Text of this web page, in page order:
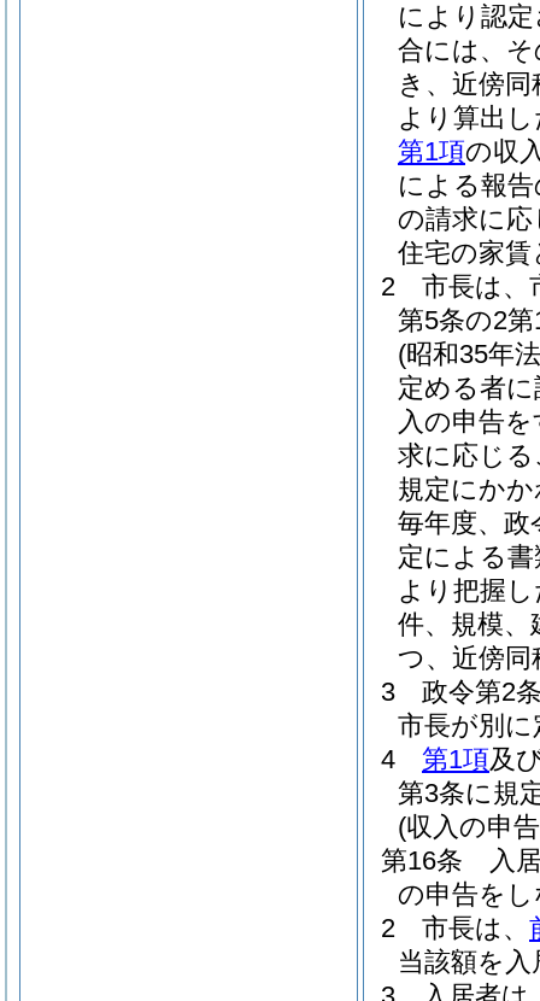
により認
合には、
き、近傍
より算出
第1項の収
による報
の請求に
住宅の家
2
市長は、
第5条の2
(昭和35年
定める者
入の申告
求に応じ
規定にか
毎年度、
定による
より把握
件、規模
つ、近傍
3
政令第2
市長が別
4
第1項及
第3条に規
(収入の申
第16条
入
の申告を
2
市長は、
当該額を